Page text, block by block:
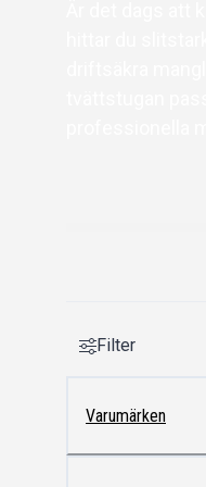
Filter
Varumärken